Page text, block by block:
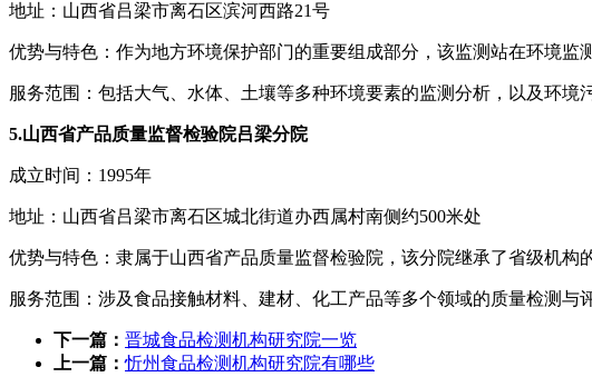
地址：山西省吕梁市离石区滨河西路21号
优势与特色：作为地方环境保护部门的重要组成部分，该监测站在环境
服务范围：包括大气、水体、土壤等多种环境要素的监测分析，以及环境
5.山西省产品质量监督检验院吕梁分院
成立时间：1995年
地址：山西省吕梁市离石区城北街道办西属村南侧约500米处
优势与特色：隶属于山西省产品质量监督检验院，该分院继承了省级机
服务范围：涉及食品接触材料、建材、化工产品等多个领域的质量检测与
下一篇： 晋城食品检测机构研究院一览
上一篇：忻州食品检测机构研究院有哪些